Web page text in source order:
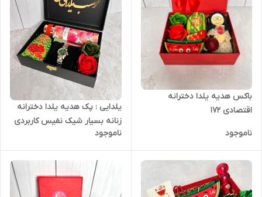
باکس هدیه یلدا دخترانه
اقتصادی ۱۷۲
ناموجود
یلدایی : پک هدیه یلدا دخترانه
زنانه بسیار شیک نفیس کاربردی
ناموجود